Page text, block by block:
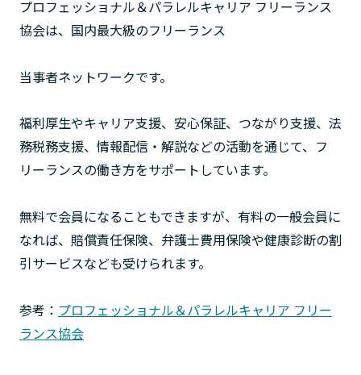
プロフェッショナル＆パラレルキャリア フリーランス
協会は、国内最大級のフリーランス
当事者ネットワークです。
福利厚生やキャリア支援、安心保証、つながり支援、法
務税務支援、情報配信・解説などの活動を通じて、フ
リーランスの働き方をサポートしています。
無料で会員になることもできますが、有料の一般会員に
なれば、賠償責任保険、弁護士費用保険や健康診断の割
引サービスなども受けられます。
参考： プロフェッショナル＆パラレルキャリア フリー
ランス協会